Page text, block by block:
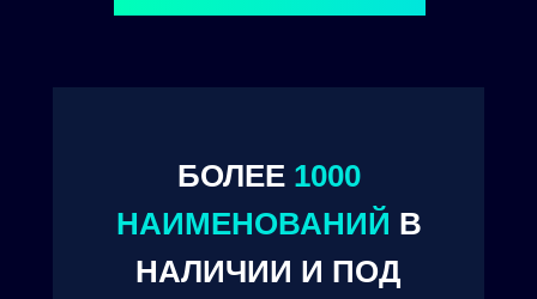
БОЛЕЕ 1000
НАИМЕНОВАНИЙ В
НАЛИЧИИ И ПОД
© 2024. ООО "Технокам Инжиниринг"